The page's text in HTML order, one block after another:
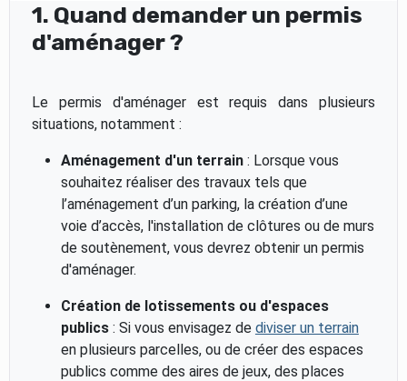
1. Quand demander un permis
d'aménager ?
Le permis d'aménager est requis dans plusieurs
situations, notamment :
Aménagement d'un terrain: Lorsque vous
souhaitez réaliser des travaux tels que
l’aménagement d’un parking, la création d’une
voie d’accès, l'installation de clôtures ou de murs
de soutènement, vous devrez obtenir un permis
d'aménager.
Création de lotissements ou d'espaces
publics: Si vous envisagez de diviser un terrain
en plusieurs parcelles, ou de créer des espaces
publics comme des aires de jeux, des places